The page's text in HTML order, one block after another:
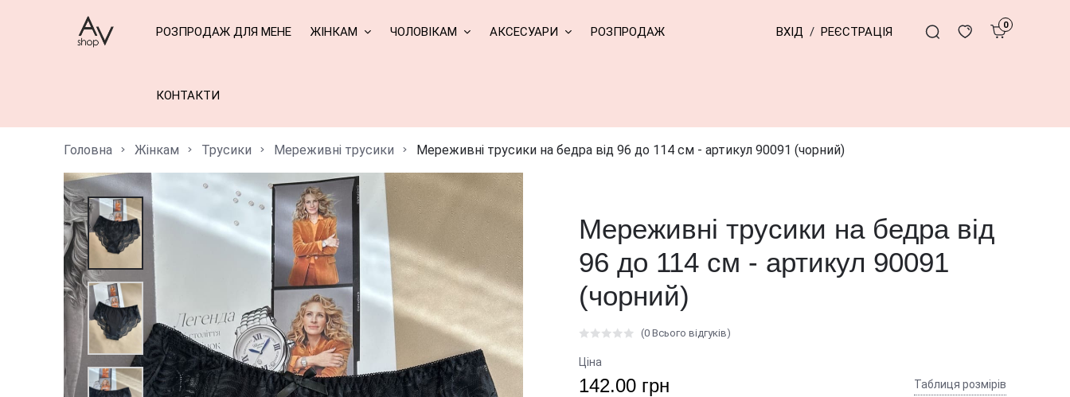
ВХІД / РЕЄСТРАЦІЯ 0
РОЗПРОДАЖ ДЛЯ МЕНЕ ЖІНКАМ ЧОЛОВІКАМ АКСЕСУАРИ РОЗПРОДАЖ
КОНТАКТИ
Головна Жінкам Трусики Мереживні трусики Мереживні трусики на бедра від 96 до 114 см - артикул 90091 (чорний)
Мереживні трусики на бедра від
96 до 114 см - артикул 90091
(чорний)
(0 Всього відгуків)
Ціна
142.00 грн Таблиця розмірів